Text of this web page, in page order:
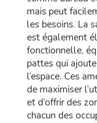
mais peut
les besoins. La
est également
fonctionnelle,
pattes qui
l’espace. Ces
de maximiser
et d’offrir des
chacun des